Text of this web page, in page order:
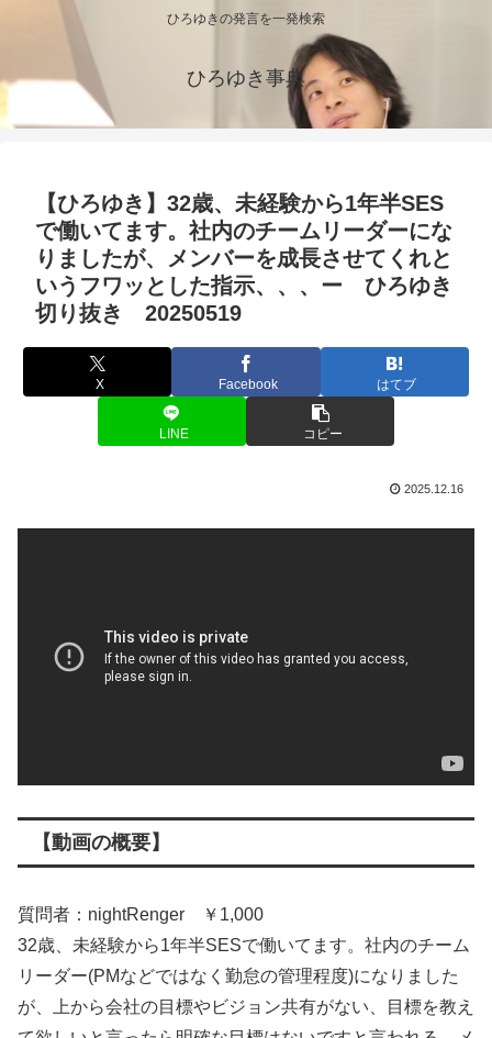
ひろゆきの発言を一発検索
ひろゆき事典
【ひろゆき】32歳、未経験から1年半SES
で働いてます。社内のチームリーダーにな
りましたが、メンバーを成長させてくれと
いうフワッとした指示、、、ー ひろゆき
切り抜き 20250519
X Facebook はてブ
LINE コピー
2025.12.16
【動画の概要】
質問者：nightRenger ￥1,000
32歳、未経験から1年半SESで働いてます。社内のチーム
リーダー(PMなどではなく勤怠の管理程度)になりました
が、上から会社の目標やビジョン共有がない、目標を教え